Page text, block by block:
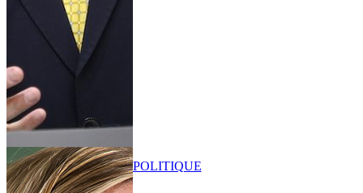
POLITIQUE